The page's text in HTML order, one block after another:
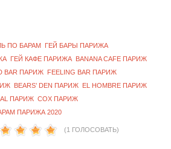
ПО БАРАМ ГЕЙ БАРЫ ПАРИЖА
ГЕЙ КАФЕ ПАРИЖА BANANA CAFE ПАРИЖ
BAR ПАРИЖ FEELING BAR ПАРИЖ
BEARS’ DEN ПАРИЖ EL HOMBRE ПАРИЖ
ПАРИЖ COX ПАРИЖ
ПАРИЖА 2020
(1 ГОЛОСОВАТЬ)